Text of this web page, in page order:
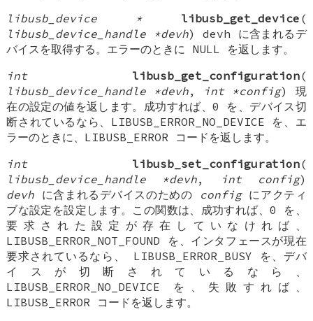
libusb_device *
libusb_get_device (
libusb_device_handle *devh) devh に含まれるデ
バイスを取得する。エラーのときに NULL を返します。
int
libusb_get_configuration(
libusb_device_handle *devh, int *config) 現
在の設定の値を返します。成功すれば、0 を、デバイス切
断されているなら、LIBUSB_ERROR_NO_DEVICE を、エ
ラーのときに、LIBUSB_ERROR コードを返します。
int
libusb_set_configuration(
libusb_device_handle *devh, int config)
devh に含まれるデバイスのための configにアクティ
ブな設定を設定します。この関数は、成功すれば、0 を、
要求された設定が存在していなければ、
LIBUSB_ERROR_NOT_FOUND を、インタフェースが現在
要求されているなら、 LIBUSB_ERROR_BUSY を、デバ
イスが切断されているなら、
LIBUSB_ERROR_NO_DEVICE を、失敗すれば、
LIBUSB_ERROR コードを返します。